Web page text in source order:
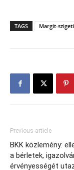
TAGS Margit-
Previous article
BKK közlemény:
a bérletek,
érvényességét